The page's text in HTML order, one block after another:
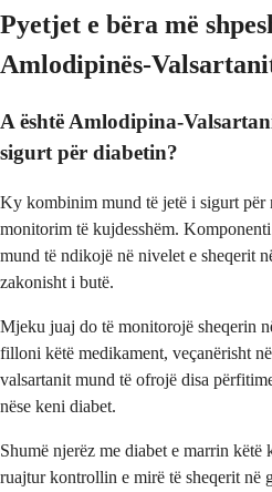
Pyetjet e bëra më
Amlodipinës-
A është Amlodipina-
sigurt për diabetin?
Ky kombinim mund të jetë i sigurt për
monitorim të kujdesshëm.
mund të ndikojë në nivelet e sheqerit
zakonisht i butë.
Mjeku juaj do të monitorojë sheqerin
filloni këtë medikament, veçanërisht
valsartanit mund të ofrojë disa
nëse keni diabet.
Shumë njerëz me diabet e marrin këtë
ruajtur kontrollin e mirë të sheqerit në